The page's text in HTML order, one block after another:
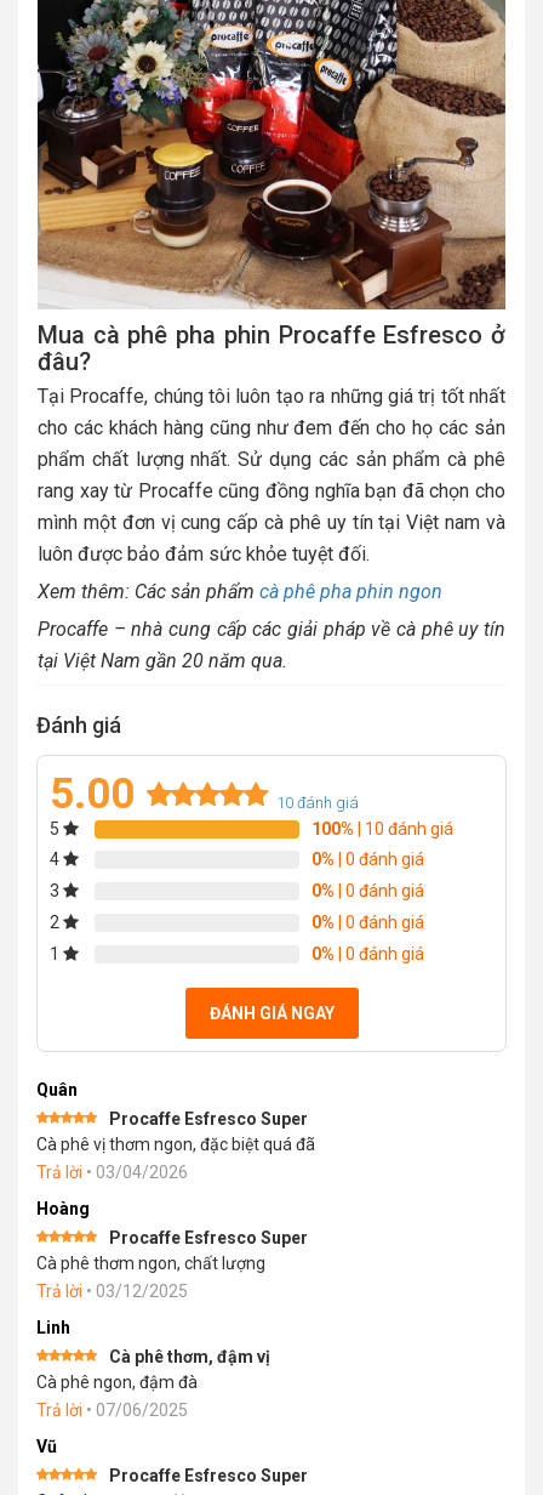
Mua cà phê pha phin Procaffe Esfresco ở
đâu?
Tại Procaffe, chúng tôi luôn tạo ra những giá trị tốt nhất
cho các khách hàng cũng như đem đến cho họ các sản
phẩm chất lượng nhất. Sử dụng các sản phẩm cà phê
rang xay từ Procaffe cũng đồng nghĩa bạn đã chọn cho
mình một đơn vị cung cấp cà phê uy tín tại Việt nam và
luôn được bảo đảm sức khỏe tuyệt đối.
Xem thêm: Các sản phẩm cà phê pha phin ngon
Procaffe – nhà cung cấp các giải pháp về cà phê uy tín
tại Việt Nam gần 20 năm qua.
Đánh giá
5.00
Rated5.00
10
10 đánh giá
5 100% | 10 đánh giá
4
0% | 0 đánh giá
3
0% | 0 đánh giá
2
0% | 0 đánh giá
1
0% | 0 đánh giá
ĐÁNH GIÁ NGAY
Quân
Được xếp
hạng5 5
sao
Procaffe Esfresco Super
Cà phê vị thơm ngon, đặc biệt quá đã
Trả lời • 03/04/2026
Hoàng
Được xếp
hạng5 5
sao
Procaffe Esfresco Super
Cà phê thơm ngon, chất lượng
Trả lời • 03/12/2025
Linh
Được xếp
hạng5 5
sao
Cà phê thơm, đậm vị
Cà phê ngon, đậm đà
Trả lời • 07/06/2025
Vũ
Procaffe Esfresco Super